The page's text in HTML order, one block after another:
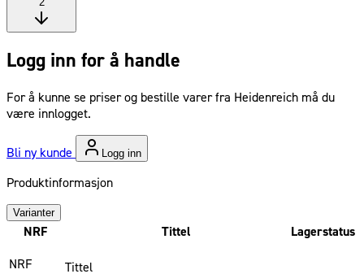
Logg inn for å handle
For å kunne se priser og bestille varer fra Heidenreich må du
være innlogget.
Bli ny kunde Logg inn
Produktinformasjon
Varianter
NRF Tittel
Lagerstatus
NRF
Tittel